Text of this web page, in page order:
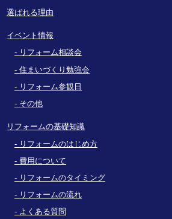
選ばれる理由
イベント情報
リフォーム相談会
住まいづくり勉強会
リフォーム参観日
その他
リフォームの基礎知識
リフォームのはじめ方
費用について
リフォームのタイミング
リフォームの流れ
よくある質問